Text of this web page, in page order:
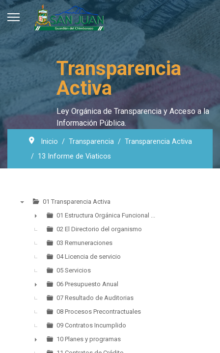
Transparencia
Activa
Ley Orgánica de Transparencia y Acceso a la
Información Pública.
Inicio Transparencia
Transparencia Activa
13 Informe de Viaticos
01 Transparencia Activa
►
01 Estructura Orgánica Funcional ...
02 El Directorio del organismo
03 Remuneraciones
04 Licencia de servicio
05 Servicios
►
06 Presupuesto Anual
07 Resultado de Auditorias
08 Procesos Precontractuales
09 Contratos Incumplido
10 Planes y programas